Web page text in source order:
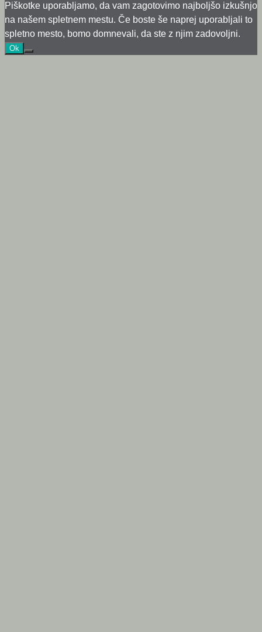
Piškotke uporabljamo, da vam zagotovimo najboljšo izkušnjo
na našem spletnem mestu. Če boste še naprej uporabljali to
spletno mesto, bomo domnevali, da ste z njim zadovoljni.
Ok